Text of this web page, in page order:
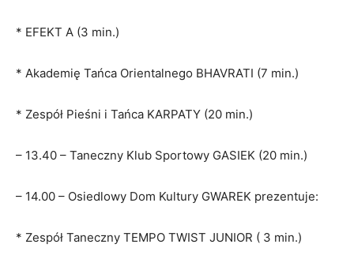
* EFEKT A (3 min.)
* Akademię Tańca Orientalnego BHAVRATI (7 min.)
* Zespół Pieśni i Tańca KARPATY (20 min.)
– 13.40 – Taneczny Klub Sportowy GASIEK (20 min.)
– 14.00 – Osiedlowy Dom Kultury GWAREK prezentuje:
* Zespół Taneczny TEMPO TWIST JUNIOR ( 3 min.)